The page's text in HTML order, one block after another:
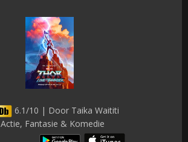
6.1/10 | Door Taika Waititi
Actie, Fantasie & Komedie